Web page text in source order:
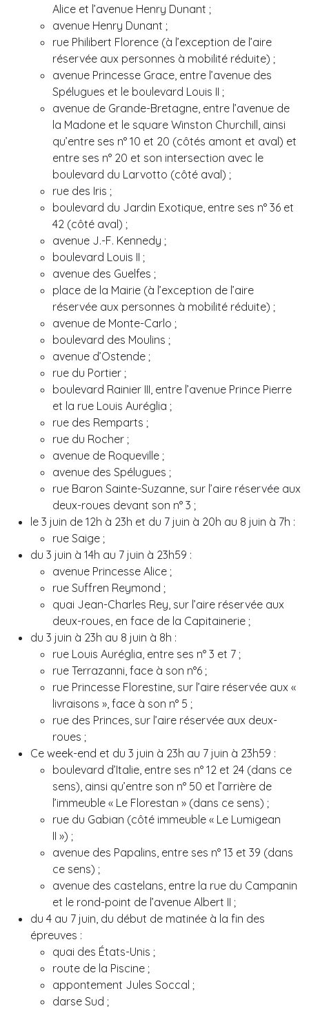
Alice et l’avenue Henry Dunant ;
avenue Henry Dunant ;
rue Philibert Florence (à l’exception de l’aire
réservée aux personnes à mobilité réduite) ;
avenue Princesse Grace, entre l’avenue des
Spélugues et le boulevard Louis II ;
avenue de Grande-Bretagne, entre l’avenue de
la Madone et le square Winston Churchill, ainsi
qu’entre ses n° 10 et 20 (côtés amont et aval) et
entre ses n° 20 et son intersection avec le
boulevard du Larvotto (côté aval) ;
rue des Iris ;
boulevard du Jardin Exotique, entre ses n° 36 et
42 (côté aval) ;
avenue J.-F. Kennedy ;
boulevard Louis II ;
avenue des Guelfes ;
place de la Mairie (à l’exception de l’aire
réservée aux personnes à mobilité réduite) ;
avenue de Monte-Carlo ;
boulevard des Moulins ;
avenue d’Ostende ;
rue du Portier ;
boulevard Rainier III, entre l’avenue Prince Pierre
et la rue Louis Auréglia ;
rue des Remparts ;
rue du Rocher ;
avenue de Roqueville ;
avenue des Spélugues ;
rue Baron Sainte-Suzanne, sur l’aire réservée aux
deux-roues devant son n° 3 ;
le 3 juin de 12h à 23h et du 7 juin à 20h au 8 juin à 7h :
rue Saige ;
du 3 juin à 14h au 7 juin à 23h59 :
avenue Princesse Alice ;
rue Suffren Reymond ;
quai Jean-Charles Rey, sur l’aire réservée aux
deux-roues, en face de la Capitainerie ;
du 3 juin à 23h au 8 juin à 8h :
rue Louis Auréglia, entre ses n° 3 et 7 ;
rue Terrazanni, face à son n°6 ;
rue Princesse Florestine, sur l’aire réservée aux «
livraisons », face à son n° 5 ;
rue des Princes, sur l’aire réservée aux deux-
roues ;
Ce week-end et du 3 juin à 23h au 7 juin à 23h59 :
boulevard d’Italie, entre ses n° 12 et 24 (dans ce
sens), ainsi qu’entre son n° 50 et l’arrière de
l’immeuble « Le Florestan » (dans ce sens) ;
rue du Gabian (côté immeuble « Le Lumigean
II ») ;
avenue des Papalins, entre ses n° 13 et 39 (dans
ce sens) ;
avenue des castelans, entre la rue du Campanin
et le rond-point de l’avenue Albert II ;
du 4 au 7 juin, du début de matinée à la fin des
épreuves :
quai des États-Unis ;
route de la Piscine ;
appontement Jules Soccal ;
darse Sud ;